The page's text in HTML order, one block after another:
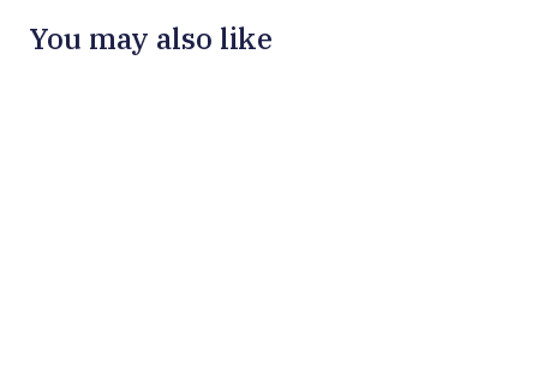
You may also like